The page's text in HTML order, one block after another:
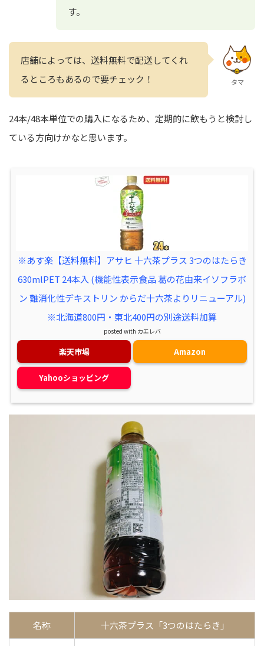
す。
店舗によっては、送料無料で配送してくれ
るところもあるので要チェック！
タマ
24本/48本単位での購入になるため、定期的に飲もうと検討し
ている方向けかなと思います。
※あす楽【送料無料】アサヒ 十六茶プラス 3つのはたらき
630mlPET 24本入 (機能性表示食品 葛の花由来イソフラボ
ン 難消化性デキストリン からだ十六茶よりリニューアル)
※北海道800円・東北400円の別途送料加算
posted with カエレバ
楽天市場 Amazon
Yahooショッピング
名称 十六茶プラス「3つのはたらき」